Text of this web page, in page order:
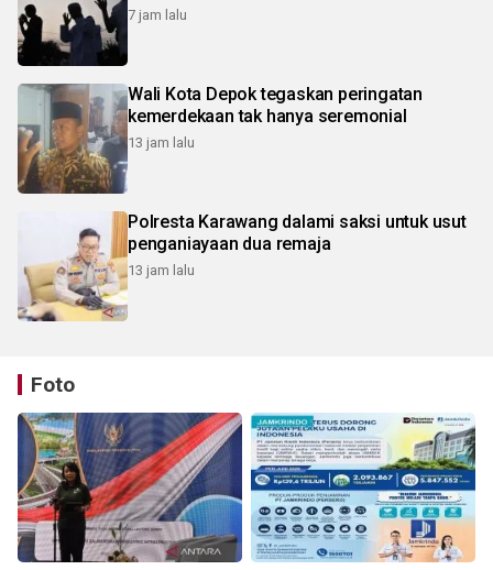
7 jam lalu
Wali Kota Depok tegaskan peringatan
kemerdekaan tak hanya seremonial
13 jam lalu
Polresta Karawang dalami saksi untuk usut
penganiayaan dua remaja
13 jam lalu
Foto